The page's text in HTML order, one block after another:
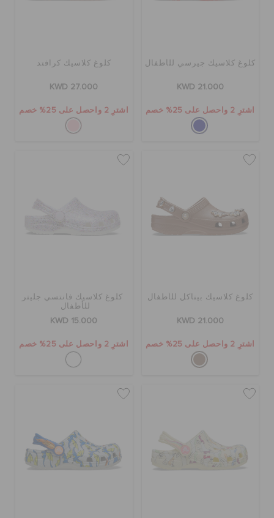
كلوغ كلاسيك جيرسي للأطفال
KWD 21.000
اشترِ 2 واحصل على 25% خصم
كلوغ كلاسيك كرافتد
KWD 27.000
اشترِ 2 واحصل على 25% خصم
كلوغ كلاسيك بيناكل للأطفال
KWD 21.000
اشترِ 2 واحصل على 25% خصم
كلوغ كلاسيك فانتسي جليتر
للأطفال
KWD 15.000
اشترِ 2 واحصل على 25% خصم